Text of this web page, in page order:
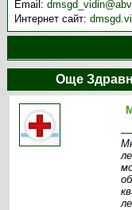
Email:
Интернет сайт:
Още